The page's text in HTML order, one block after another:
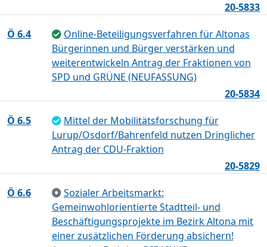
20-5833
Ö 6.4
Online-Beteiligungsverfahren für Altonas
Bürgerinnen und Bürger verstärken und
weiterentwickeln Antrag der Fraktionen von
SPD und GRÜNE (NEUFASSUNG)
20-5834
Ö 6.5
Mittel der Mobilitätsforschung für
Lurup/Osdorf/Bahrenfeld nutzen Dringlicher
Antrag der CDU-Fraktion
20-5829
Ö 6.6
Sozialer Arbeitsmarkt:
Gemeinwohlorientierte Stadtteil- und
Beschäftigungsprojekte im Bezirk Altona mit
einer zusätzlichen Förderung absichern!